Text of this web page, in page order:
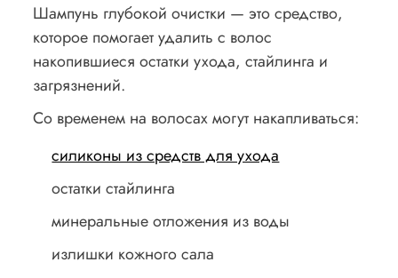
Шампунь глубокой очистки — это средство,
которое помогает удалить с волос
накопившиеся остатки ухода, стайлинга и
загрязнений.
Со временем на волосах могут накапливаться:
силиконы из средств для ухода
остатки стайлинга
минеральные отложения из воды
излишки кожного сала